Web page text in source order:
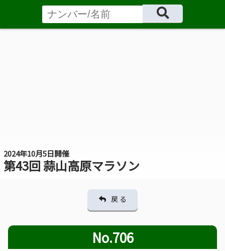
2024年10月5日開催
第43回 蒜山高原マラソン
戻 る
No.706